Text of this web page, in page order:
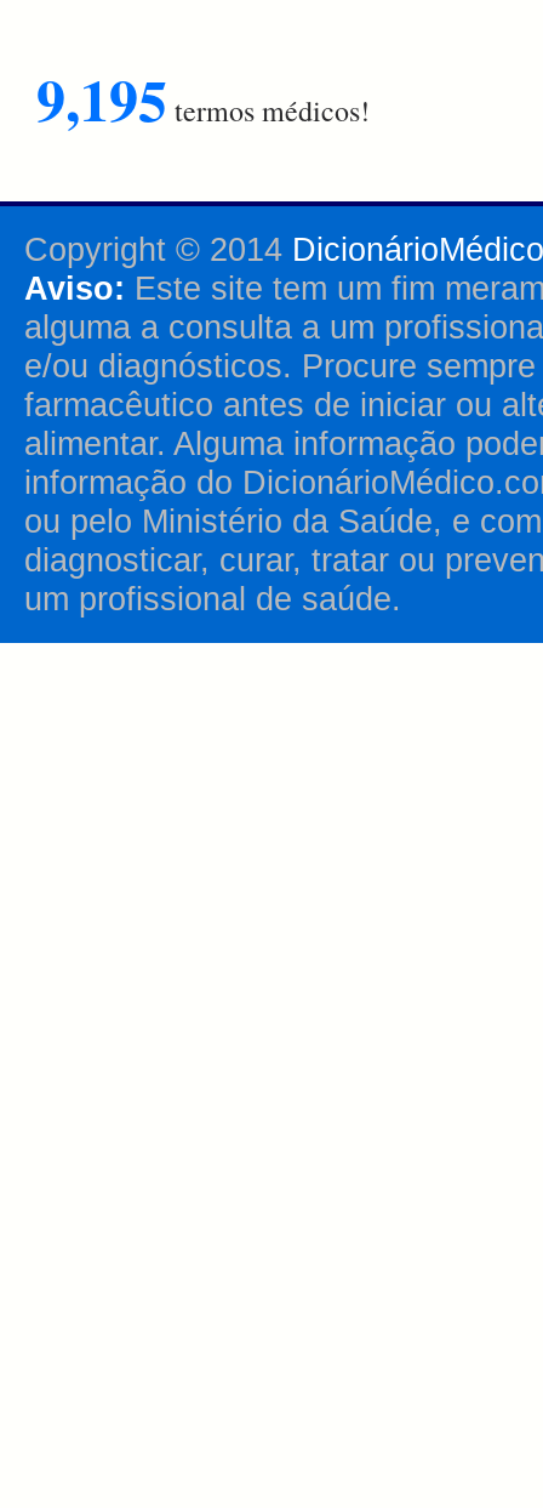
9,195 termos médicos!
Copyright © 2014
Aviso: Este site tem um fim
alguma a consulta a um
e/ou diagnósticos. Procure
farmacêutico antes de iniciar ou
alimentar. Alguma informação
informação do
ou pelo Ministério da Saúde, e
diagnosticar, curar, tratar ou
um profissional de saúde.